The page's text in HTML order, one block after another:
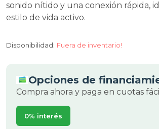
sonido nítido y una conexión rápida,
estilo de vida activo.
Disponibilidad: Fuera de inventario!
Opciones de
Compra ahora y paga en cuotas
0% interés